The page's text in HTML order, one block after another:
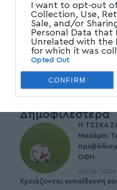
I want to opt-out of
Collection, Use,
Sale, and/or
Personal Data that
Unrelated with the
for which it was
Opted Out
CONFIRM
Δημοφιλέστερα
Η ΤΣΣΚΑ
Μακάμπι
ΟΦΗ
06/08/2026
Χρειάζονται εκπαίδευση